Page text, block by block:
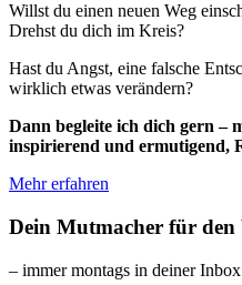
Willst du einen neuen Weg
Drehst du dich im Kreis?
Hast du Angst, eine falsche
wirklich etwas verändern?
Dann begleite ich dich gern –
inspirierend und ermutigend,
Mehr erfahren
Dein Mutmacher für den
– immer montags in deiner